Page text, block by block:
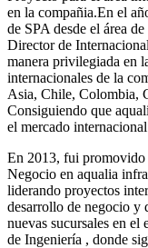
en la compañia.En el
de SPA desde el área
Director de
manera privilegiada en
internacionales de la
Asia, Chile, Colombia,
Consiguiendo que
el mercado
En 2013, fui
Negocio en aqualia
liderando proyectos
desarrollo de negocio y
nuevas sucursales en
de Ingeniería , donde